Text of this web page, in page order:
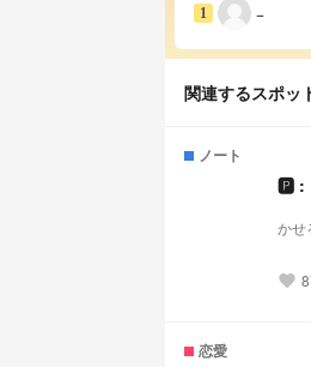
1 −
関連するスポッ
ノート
🅿︎ :
What
かせる。」 【Melty Stellaとは？】 『Melty Stella』は
favorite
恋愛